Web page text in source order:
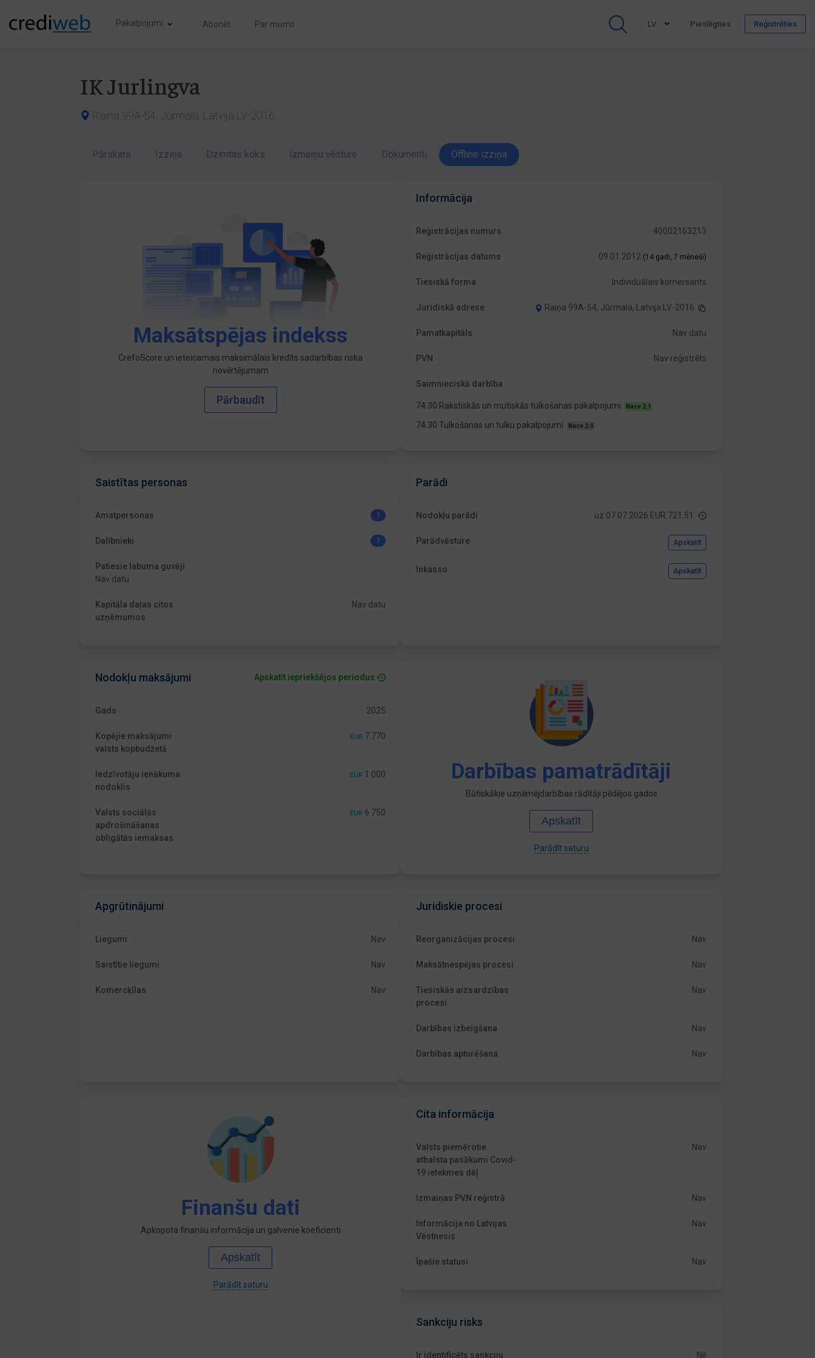
Pakalpojumi Abonēt Par mums LV Pieslēgties Reģistrēties
IK Jurlingva
Raiņa 99A-54, Jūrmala, Latvija LV-2016
Pārskats Izziņa Dzimtas koks Izmaiņu vēsture Dokumenti Offline izziņa
Maksātspējas indekss
CrefoScore un ieteicamais maksimālais kredīts sadarbības riska
novērtējumam
Pārbaudīt
Informācija
Reģistrācijas numurs 40002163213
Reģistrācijas datums 09.01.2012 (14 gadi, 7 mēneši)
Tiesiskā forma Individuālais komersants
Juridiskā adrese Raiņa 99A-54, Jūrmala, Latvija LV-2016
Pamatkapitāls Nav datu
PVN Nav reģistrēts
Saimnieciskā darbība
74.30 Rakstiskās un mutiskās tulkošanas pakalpojumi Nace 2.1
74.30 Tulkošanas un tulku pakalpojumi Nace 2.0
Saistītas personas
Amatpersonas 1
Dalībnieki 1
Patiesie labuma guvēji
Nav datu
Kapitāla daļas citos
uzņēmumos
Nav datu
Parādi
Nodokļu parādi uz 07.07.2026 EUR 721.51
Parādvēsture Apskatīt
Inkasso Apskatīt
Nodokļu maksājumi Apskatīt iepriekšējos periodus
Gads 2025
Kopējie maksājumi
valsts kopbudžetā
EUR 7 770
Iedzīvotāju ienākuma
nodoklis
EUR 1 000
Valsts sociālās
apdrošināšanas
obligātās iemaksas
EUR 6 750
Darbības pamatrādītāji
Būtiskākie uzņēmējdarbības rādītāji pēdējos gados
Apskatīt
Parādīt saturu
Apgrūtinājumi
Liegumi Nav
Saistītie liegumi Nav
Komercķīlas Nav
Juridiskie procesi
Reorganizācijas procesi Nav
Maksātnespējas procesi Nav
Tiesiskās aizsardzības
procesi
Nav
Darbības izbeigšana Nav
Darbības apturēšana Nav
Finanšu dati
Apkopota finanšu informācija un galvenie koeficienti
Apskatīt
Parādīt saturu
Cita informācija
Valsts piemērotie
atbalsta pasākumi Covid-
19 ietekmes dēļ
Nav
Izmaiņas PVN reģistrā Nav
Informācija no Latvijas
Vēstnesis
Nav
Īpašie statusi Nav
Sankciju risks
Ir identificēts sankciju
Nē